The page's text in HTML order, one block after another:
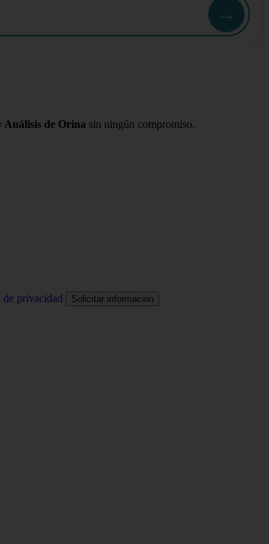
→
Análisis de Orina sin ningún compromiso.
de privacidad Solicitar información